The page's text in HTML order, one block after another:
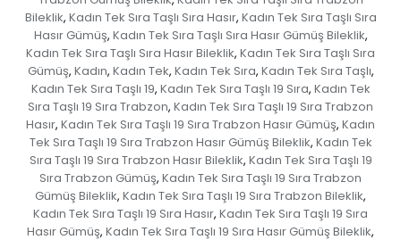
Bileklik, Kadın Tek Sıra Taşlı Sıra Hasır, Kadın Tek Sıra Taşlı Sıra
Hasır Gümüş, Kadın Tek Sıra Taşlı Sıra Hasır Gümüş Bileklik,
Kadın Tek Sıra Taşlı Sıra Hasır Bileklik, Kadın Tek Sıra Taşlı Sıra
Gümüş, Kadın, Kadın Tek, Kadın Tek Sıra, Kadın Tek Sıra Taşlı,
Kadın Tek Sıra Taşlı 19, Kadın Tek Sıra Taşlı 19 Sıra, Kadın Tek
Sıra Taşlı 19 Sıra Trabzon, Kadın Tek Sıra Taşlı 19 Sıra Trabzon
Hasır, Kadın Tek Sıra Taşlı 19 Sıra Trabzon Hasır Gümüş, Kadın
Tek Sıra Taşlı 19 Sıra Trabzon Hasır Gümüş Bileklik, Kadın Tek
Sıra Taşlı 19 Sıra Trabzon Hasır Bileklik, Kadın Tek Sıra Taşlı 19
Sıra Trabzon Gümüş, Kadın Tek Sıra Taşlı 19 Sıra Trabzon
Gümüş Bileklik, Kadın Tek Sıra Taşlı 19 Sıra Trabzon Bileklik,
Kadın Tek Sıra Taşlı 19 Sıra Hasır, Kadın Tek Sıra Taşlı 19 Sıra
Hasır Gümüş, Kadın Tek Sıra Taşlı 19 Sıra Hasır Gümüş Bileklik,